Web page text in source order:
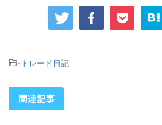
- トレード日記
関連記事